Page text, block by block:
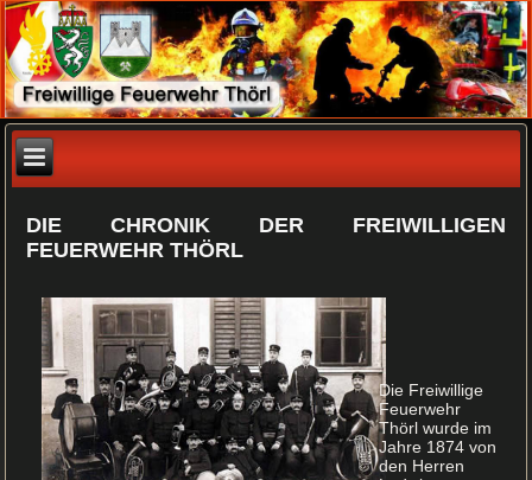
DIE CHRONIK DER FREIWILLIGEN
FEUERWEHR THÖRL
Die Freiwillige
Feuerwehr
Thörl wurde im
Jahre 1874 von
den Herren